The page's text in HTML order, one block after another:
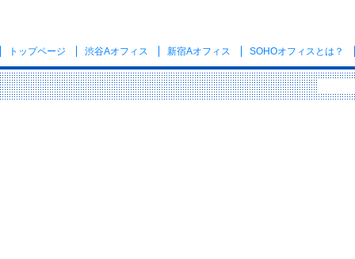
トップページ 渋谷Aオフィス 新宿Aオフィス SOHOオフィス とは？